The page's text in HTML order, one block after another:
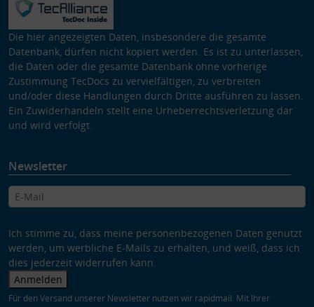
Die hier angezeigten Daten, insbesondere die gesamte
Datenbank, dürfen nicht kopiert werden. Es ist zu unterlassen,
die Daten oder die gesamte Datenbank ohne vorherige
Zustimmung TecDocs zu vervielfältigen, zu verbreiten
und/oder diese Handlungen durch Dritte ausführen zu lassen.
Ein Zuwiderhandeln stellt eine Urheberrechtsverletzung dar
und wird verfolgt.
Newsletter
Ich stimme zu, dass meine personenbezogenen Daten genutzt
werden, um werbliche E-Mails zu erhalten, und weiß, dass ich
dies jederzeit widerrufen kann.
Anmelden
Für den Versand unserer Newsletter nutzen wir rapidmail. Mit Ihrer